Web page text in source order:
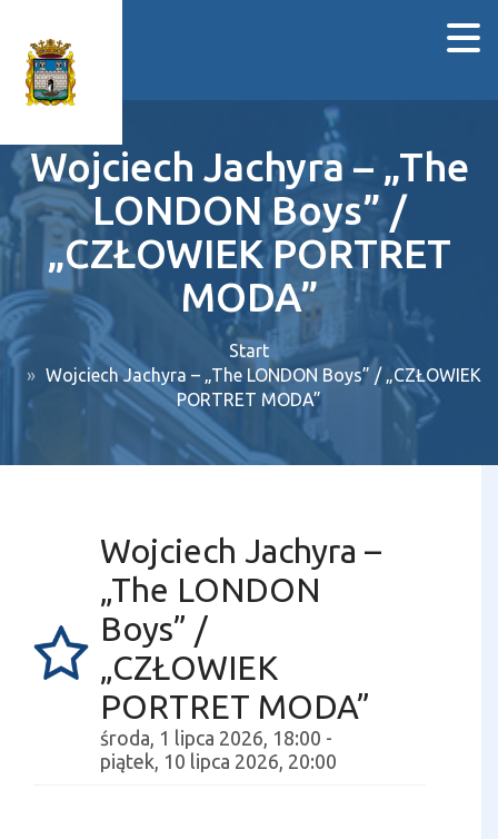
Wojciech Jachyra – „The
LONDON Boys” /
„CZŁOWIEK PORTRET
MODA”
Start
Wojciech Jachyra – „The LONDON Boys” / „CZŁOWIEK
PORTRET MODA”
Wojciech Jachyra –
„The LONDON
Boys” /
„CZŁOWIEK
PORTRET MODA”
środa, 1 lipca 2026, 18:00 -
piątek, 10 lipca 2026, 20:00